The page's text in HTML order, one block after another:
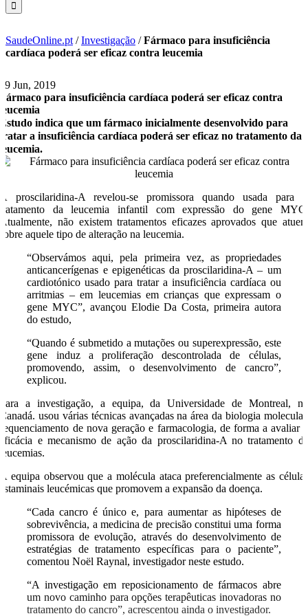
SaudeOnline.pt /Investigação /Fármaco para insuficiência
cardíaca poderá ser eficaz contra leucemia
19 Jun, 2019
Fármaco para insuficiência cardíaca poderá ser eficaz contra
leucemia
Estudo indica que um fármaco inicialmente desenvolvido para
tratar a insuficiência cardíaca poderá ser eficaz no tratamento da
leucemia.
A proscilaridina-A revelou-se promissora quando usada para o
tratamento da leucemia infantil com expressão do gene MYC.
Atualmente, não existem tratamentos eficazes aprovados que atuem
sobre aquele tipo de alteração na leucemia.
“Observámos aqui, pela primeira vez, as propriedades
anticancerígenas e epigenéticas da proscilaridina-A – um
cardiotónico usado para tratar a insuficiência cardíaca ou
arritmias – em leucemias em crianças que expressam o
gene MYC”, avançou Elodie Da Costa, primeira autora
do estudo,
“Quando é submetido a mutações ou superexpressão, este
gene induz a proliferação descontrolada de células,
promovendo, assim, o desenvolvimento de cancro”,
explicou.
Para a investigação, a equipa, da Universidade de Montreal, no
Canadá. usou várias técnicas avançadas na área da biologia molecular,
sequenciamento de nova geração e farmacologia, de forma a avaliar a
eficácia e mecanismo de ação da proscilaridina-A no tratamento de
leucemias.
A equipa observou que a molécula ataca preferencialmente as células
estaminais leucémicas que promovem a expansão da doença.
“Cada cancro é único e, para aumentar as hipóteses de
sobrevivência, a medicina de precisão constitui uma forma
promissora de evolução, através do desenvolvimento de
estratégias de tratamento específicas para o paciente”,
comentou Noël Raynal, investigador neste estudo.
“A investigação em reposicionamento de fármacos abre
um novo caminho para opções terapêuticas inovadoras no
tratamento do cancro”, acrescentou ainda o investigador.